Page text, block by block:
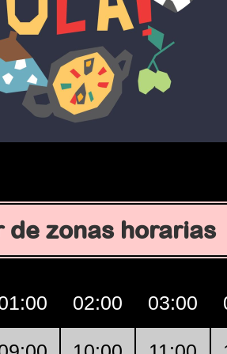
de zonas horarias
02:00 03:00